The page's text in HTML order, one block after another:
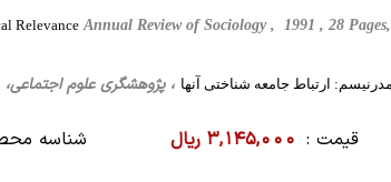
Relevance Annual Review of Sociology , 1991 , 28
ارتباط جامعه شناختی آنها ، پژوهشگری علوم اجتماعی، 61 صفحه فارسی تایپ شده ، 72 کیلو بایت WORD
قیمت : 3,145,000 ریال شناسه